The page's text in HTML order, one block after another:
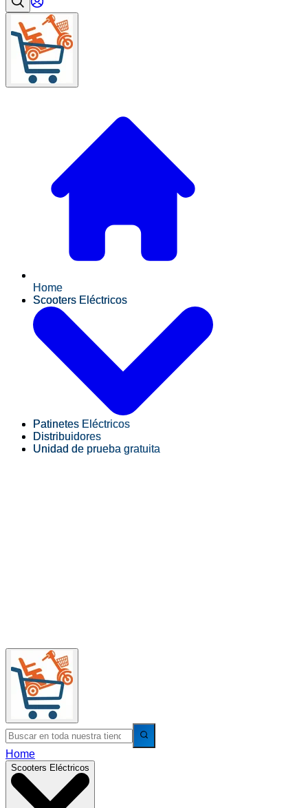
Home
Scooters Eléctricos
Patinetes Eléctricos
Distribuidores
Unidad de prueba gratuita
Home
Scooters Eléctricos